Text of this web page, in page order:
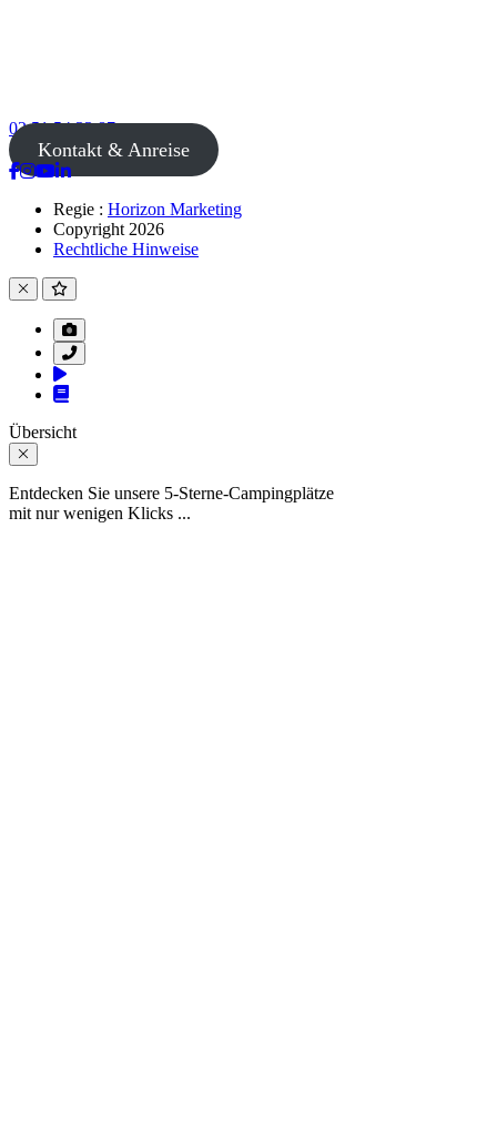
02 51 54 33 87
Kontakt & Anreise
Regie : Horizon Marketing
Copyright 2026
Rechtliche Hinweise
Übersicht
Entdecken Sie unsere 5-Sterne-Campingplätze
mit nur wenigen Klicks ...